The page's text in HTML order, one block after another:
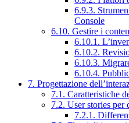
6.9.3.
Console
6.10. Gestire i
6.10.1.
6.10.2.
6.10.3.
6.10.4.
7. Progettazione
7.1. Caratteristiche
7.2. User stories per
7.2.1.